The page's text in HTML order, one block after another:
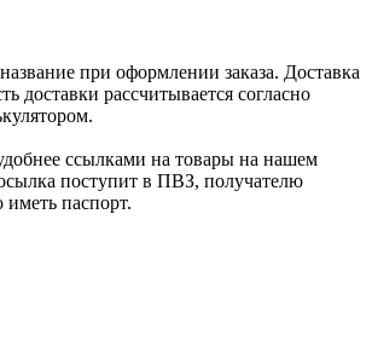
при оформлении заказа. Доставка
доставки рассчитывается согласно
ссылками на товары на нашем
поступит в ПВЗ, получателю
паспорт.